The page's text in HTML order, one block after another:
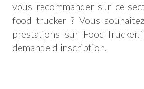
vous recommander sur ce
food trucker ? Vous
prestations sur Food-
demande d'inscription.